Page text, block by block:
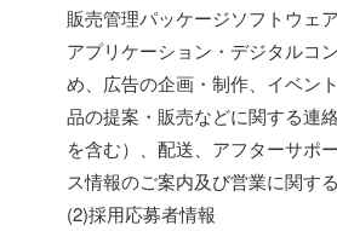
販売管理パッケージソフトウェ
アプリケーション・デジタルコ
め、広告の企画・制作、イベン
品の提案・販売などに関する連
を含む）、配送、アフターサポ
ス情報のご案内及び営業に関す
(2)採用応募者情報